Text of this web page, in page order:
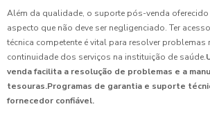
Além da qualidade, o suporte pós-venda
aspecto que não deve ser negligenciado. Ter
técnica competente é vital para resolver problemas
continuidade dos serviços na instituição de saúde.
venda facilita a resolução de problemas e a
tesouras.Programas de garantia e suporte
fornecedor confiável.